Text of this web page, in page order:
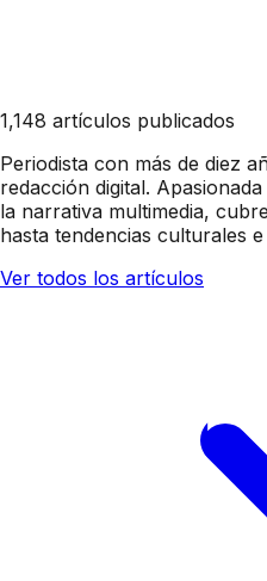
1,148 artículos publicados
Periodista con más de diez
redacción digital.
la narrativa multimedia,
hasta tendencias culturales
Ver todos los artículos